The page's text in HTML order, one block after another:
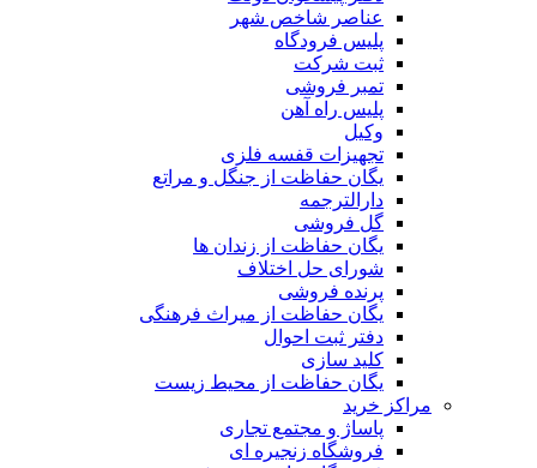
عناصر شاخص شهر
پلیس فرودگاه
ثبت شرکت
تمبر فروشی
پلیس راه آهن
وکیل
تجهیزات قفسه فلزی
یگان حفاظت از جنگل و مراتع
دارالترجمه
گل فروشی
یگان حفاظت از زندان ها
شورای حل اختلاف
پرنده فروشی
یگان حفاظت از میراث فرهنگی
دفتر ثبت احوال
کلید سازی
یگان حفاظت از محیط زیست
مراکز خرید
پاساژ و مجتمع تجاری
فروشگاه زنجیره ای